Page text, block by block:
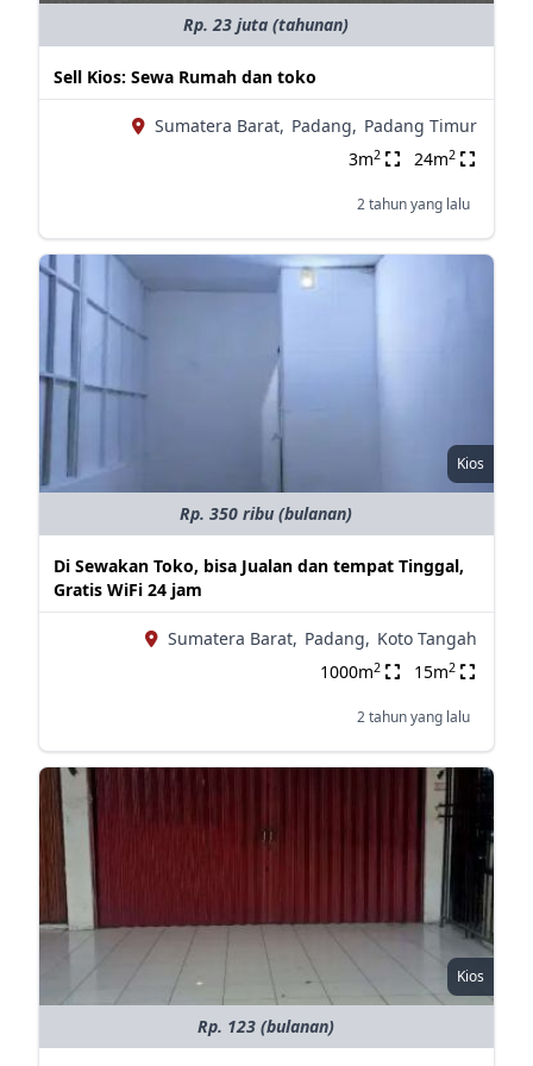
Rp. 23 juta (tahunan)
Sell Kios: Sewa Rumah dan toko
Sumatera Barat, Padang, Padang Timur
3m2 24m2
2 tahun yang lalu
Kios
Rp. 350 ribu (bulanan)
Di Sewakan Toko, bisa Jualan dan tempat Tinggal,
Gratis WiFi 24 jam
Sumatera Barat, Padang, Koto Tangah
1000m2 15m2
2 tahun yang lalu
Kios
Rp. 123 (bulanan)